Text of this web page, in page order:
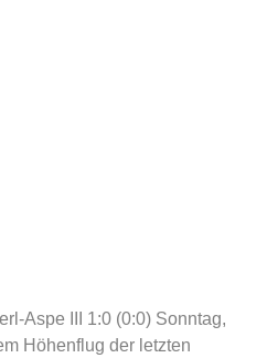
Aspe III 1:0 (0:0) Sonntag,
Höhenflug der letzten